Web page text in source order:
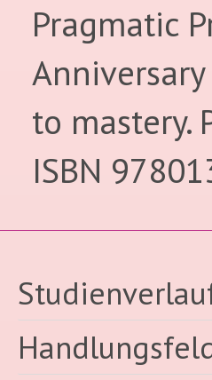
Pragmatic
to mastery.
ISBN